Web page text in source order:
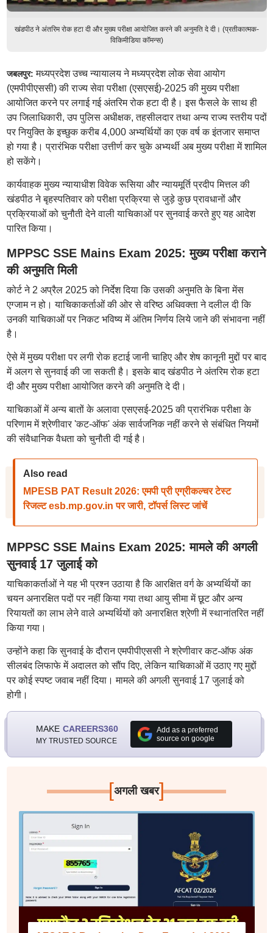
खंडपीठ ने अंतरिम रोक हटा दी और मुख्य परीक्षा आयोजित करने की अनुमति दे दी। (प्रतीकात्मक-
विकिमीडिया कॉमन्स)
जबलपुर:मध्यप्रदेश उच्च न्यायालय ने मध्यप्रदेश लोक सेवा आयोग
(एमपीपीएससी) की राज्य सेवा परीक्षा (एसएसई)-2025 की मुख्य परीक्षा
आयोजित करने पर लगाई गई अंतरिम रोक हटा दी है। इस फैसले के साथ ही
उप जिलाधिकारी, उप पुलिस अधीक्षक, तहसीलदार तथा अन्य राज्य स्तरीय पदों
पर नियुक्ति के इच्छुक करीब 4,000 अभ्यर्थियों का एक वर्ष क इंतजार समाप्त
हो गया है। प्रारंभिक परीक्षा उत्तीर्ण कर चुके अभ्यर्थी अब मुख्य परीक्षा में शामिल
हो सकेंगे।
कार्यवाहक मुख्य न्यायाधीश विवेक रूसिया और न्यायमूर्ति प्रदीप मित्तल की
खंडपीठ ने बृहस्पतिवार को परीक्षा प्रक्रिया से जुड़े कुछ प्रावधानों और
प्रक्रियाओं को चुनौती देने वाली याचिकाओं पर सुनवाई करते हुए यह आदेश
पारित किया।
MPPSC SSE Mains Exam 2025: मुख्य परीक्षा कराने
की अनुमति मिली
कोर्ट ने 2 अप्रैल 2025 को निर्देश दिया कि उसकी अनुमति के बिना मेंस
एग्जाम न हो। याचिकाकर्ताओं की ओर से वरिष्ठ अधिवक्ता ने दलील दी कि
उनकी याचिकाओं पर निकट भविष्य में अंतिम निर्णय लिये जाने की संभावना नहीं
है।
ऐसे में मुख्य परीक्षा पर लगी रोक हटाई जानी चाहिए और शेष कानूनी मुद्दों पर बाद
में अलग से सुनवाई की जा सकती है। इसके बाद खंडपीठ ने अंतरिम रोक हटा
दी और मुख्य परीक्षा आयोजित करने की अनुमति दे दी।
याचिकाओं में अन्य बातों के अलावा एसएसई-2025 की प्रारंभिक परीक्षा के
परिणाम में श्रेणीवार 'कट-ऑफ' अंक सार्वजनिक नहीं करने से संबंधित नियमों
की संवैधानिक वैधता को चुनौती दी गई है।
Also read
MPESB PAT Result 2026: एमपी प्री एग्रीकल्चर टेस्ट
रिजल्ट esb.mp.gov.in पर जारी, टॉपर्स लिस्ट जांचें
MPPSC SSE Mains Exam 2025: मामले की अगली
सुनवाई 17 जुलाई को
याचिकाकर्ताओं ने यह भी प्रश्न उठाया है कि आरक्षित वर्ग के अभ्यर्थियों का
चयन अनारक्षित पदों पर नहीं किया गया तथा आयु सीमा में छूट और अन्य
रियायतों का लाभ लेने वाले अभ्यर्थियों को अनारक्षित श्रेणी में स्थानांतरित नहीं
किया गया।
उन्होंने कहा कि सुनवाई के दौरान एमपीपीएससी ने श्रेणीवार कट-ऑफ अंक
सीलबंद लिफाफे में अदालत को सौंप दिए, लेकिन याचिकाओं में उठाए गए मुद्दों
पर कोई स्पष्ट जवाब नहीं दिया। मामले की अगली सुनवाई 17 जुलाई को
होगी।
MAKE CAREERS360
MY TRUSTED SOURCE
Add as a preferred
source on google
[अगली खबर]